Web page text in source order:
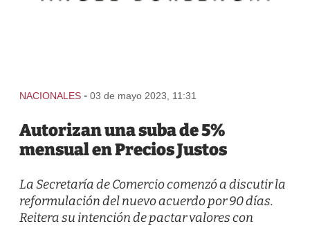
NACIONALES - 03 de mayo 2023, 11:31
Autorizan una suba de 5%
mensual en Precios Justos
La Secretaría de Comercio comenzó a discutir la
reformulación del nuevo acuerdo por 90 días.
Reitera su intención de pactar valores con